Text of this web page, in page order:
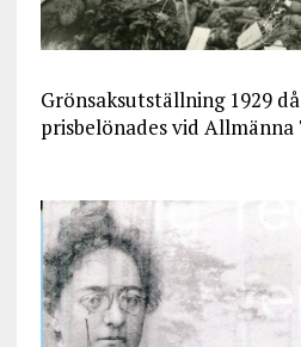
Grönsaksutställning 1929
prisbelönades vid